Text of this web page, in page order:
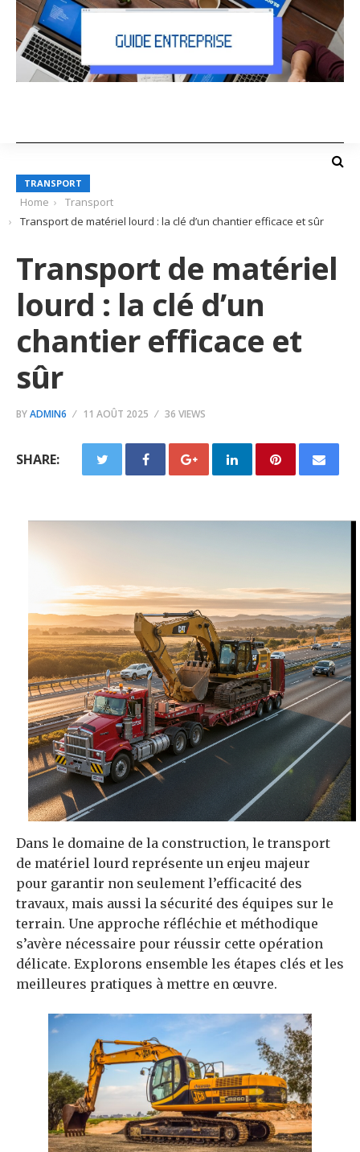
TRANSPORT
Home
Transport
Transport de matériel lourd : la clé d’un chantier efficace et sûr
Transport de matériel
lourd : la clé d’un
chantier efficace et
sûr
BYADMIN6 11 AOÛT 2025 36 VIEWS
SHARE:
Dans le domaine de la construction, le transport
de matériel lourd représente un enjeu majeur
pour garantir non seulement l’efficacité des
travaux, mais aussi la sécurité des équipes sur le
terrain. Une approche réfléchie et méthodique
s’avère nécessaire pour réussir cette opération
délicate. Explorons ensemble les étapes clés et les
meilleures pratiques à mettre en œuvre.